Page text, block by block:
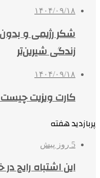
۱۴۰۴/۰۹/۱۸
شکر رژیمی و
زندگی شیرین‌تر
۱۴۰۴/۰۹/۱۸
کارت ویزیت چیست
پربازدید هفته
5 روز پیش
این اشتباه رایج